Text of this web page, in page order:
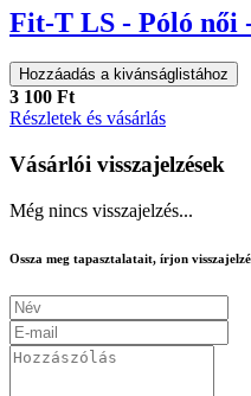
Fit-T LS - Póló női
Hozzáadás a kivánságlistához
3 100 Ft
Részletek és vásárlás
Vásárlói visszajelzések
Még nincs visszajelzés...
Ossza meg tapasztalatait, írjon